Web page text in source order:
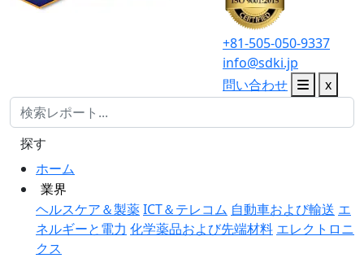
+81-505-050-9337
info@sdki.jp
問い合わせ
x
ホーム
業界
ヘルスケア＆製薬ICT＆テレコム 自動車および輸送 エ
ネルギーと電力 化学薬品および先端材料 エレクトロニ
クス
探す